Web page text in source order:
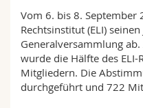
Vom 6. bis 8. September
Rechtsinstitut (ELI)
Generalversammlung
wurde die Hälfte des
Mitgliedern. Die
durchgeführt und 722